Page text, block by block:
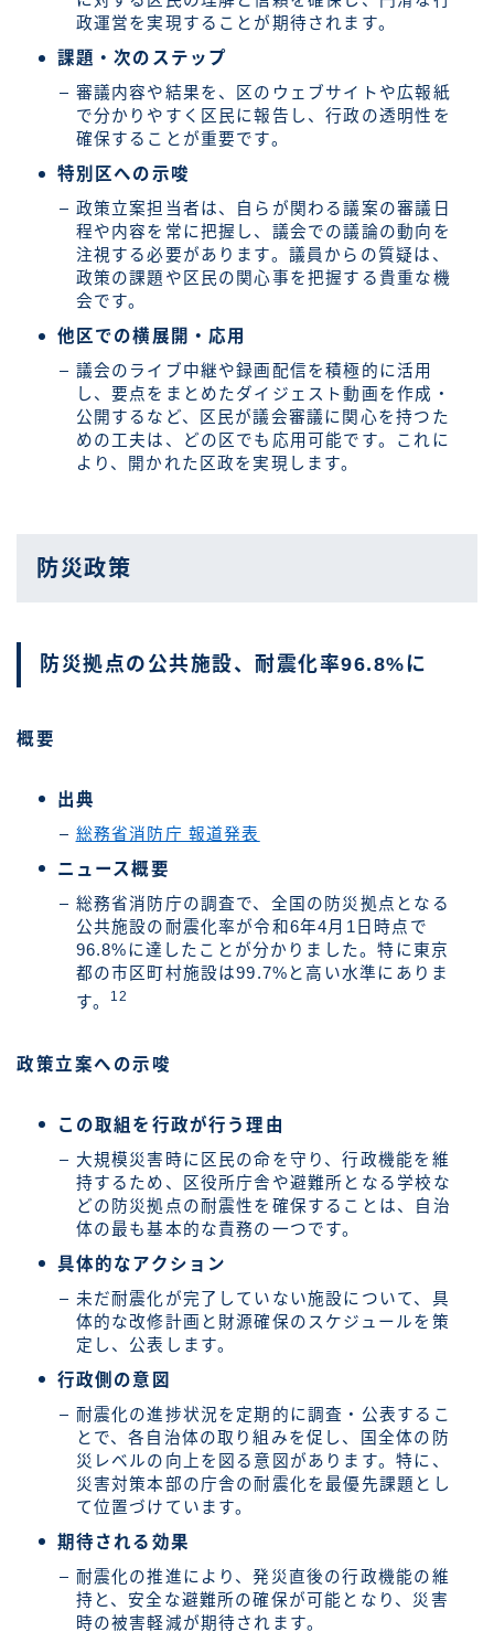
政運営を実現することが期待されます。
課題・次のステップ
審議内容や結果を、区のウェブサイトや広報紙
で分かりやすく区民に報告し、行政の透明性を
確保することが重要です。
特別区への示唆
政策立案担当者は、自らが関わる議案の審議日
程や内容を常に把握し、議会での議論の動向を
注視する必要があります。議員からの質疑は、
政策の課題や区民の関心事を把握する貴重な機
会です。
他区での横展開・応用
議会のライブ中継や録画配信を積極的に活用
し、要点をまとめたダイジェスト動画を作成・
公開するなど、区民が議会審議に関心を持つた
めの工夫は、どの区でも応用可能です。これに
より、開かれた区政を実現します。
防災政策
防災拠点の公共施設、耐震化率96.8%に
概要
出典
総務省消防庁 報道発表
ニュース概要
総務省消防庁の調査で、全国の防災拠点となる
公共施設の耐震化率が令和6年4月1日時点で
96.8%に達したことが分かりました。特に東京
都の市区町村施設は99.7%と高い水準にありま
す。
12
政策立案への示唆
この取組を行政が行う理由
大規模災害時に区民の命を守り、行政機能を維
持するため、区役所庁舎や避難所となる学校な
どの防災拠点の耐震性を確保することは、自治
体の最も基本的な責務の一つです。
具体的なアクション
未だ耐震化が完了していない施設について、具
体的な改修計画と財源確保のスケジュールを策
定し、公表します。
行政側の意図
耐震化の進捗状況を定期的に調査・公表するこ
とで、各自治体の取り組みを促し、国全体の防
災レベルの向上を図る意図があります。特に、
災害対策本部の庁舎の耐震化を最優先課題とし
て位置づけています。
期待される効果
耐震化の推進により、発災直後の行政機能の維
持と、安全な避難所の確保が可能となり、災害
時の被害軽減が期待されます。